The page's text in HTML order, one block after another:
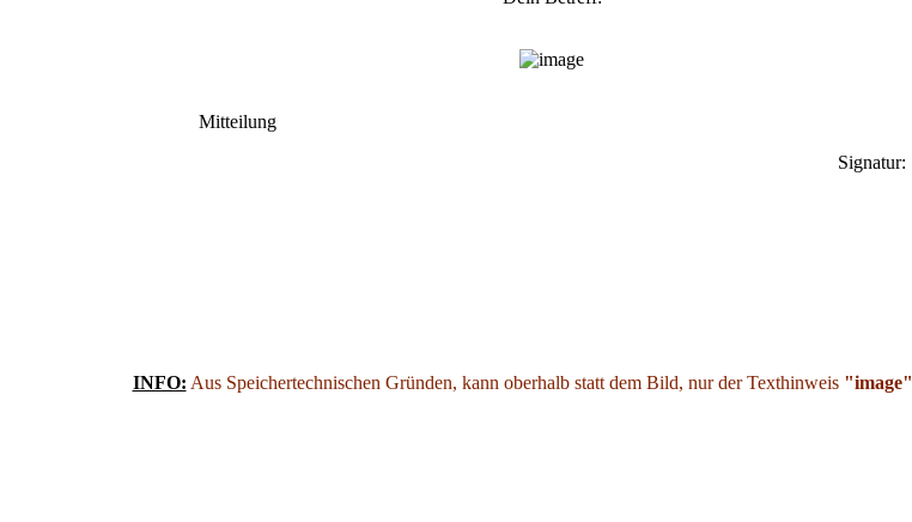
Mitteilung
Signatur:
INFO: Aus Speichertechnischen Gründen, kann oberhalb statt dem Bild, nur der Texthinweis "image"